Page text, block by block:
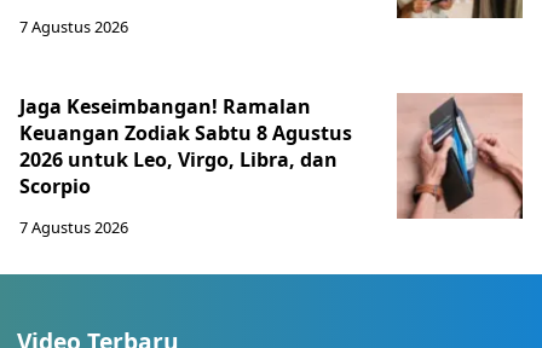
7 Agustus 2026
Jaga Keseimbangan! Ramalan
Keuangan Zodiak Sabtu 8 Agustus
2026 untuk Leo, Virgo, Libra, dan
Scorpio
7 Agustus 2026
Video Terbaru